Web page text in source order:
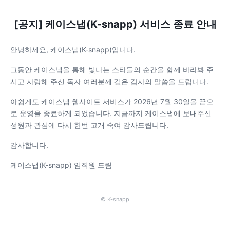
[공지] 케이스냅(K-snapp) 서비스 종료 안내
안녕하세요, 케이스냅(K-snapp)입니다.
그동안 케이스냅을 통해 빛나는 스타들의 순간을 함께 바라봐 주
시고 사랑해 주신 독자 여러분께 깊은 감사의 말씀을 드립니다.
아쉽게도 케이스냅 웹사이트 서비스가 2026년 7월 30일을 끝으
로 운영을 종료하게 되었습니다. 지금까지 케이스냅에 보내주신
성원과 관심에 다시 한번 고개 숙여 감사드립니다.
감사합니다.
케이스냅(K-snapp) 임직원 드림
© K-snapp